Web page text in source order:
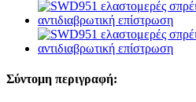
Σύντομη περιγραφή: